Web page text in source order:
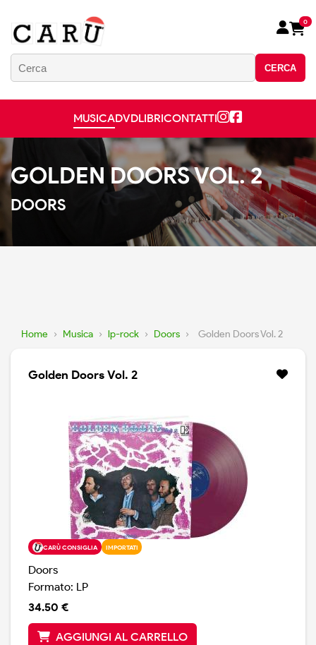
CERCA
0
MUSICADVDLIBRICONTATTI
GOLDEN DOORS VOL. 2
DOORS
Home › Musica › lp-rock › Doors › Golden Doors Vol. 2
Golden Doors Vol. 2
CARÙ CONSIGLIA IMPORTATI
Doors
Formato: LP
34.50 €
AGGIUNGI AL CARRELLO